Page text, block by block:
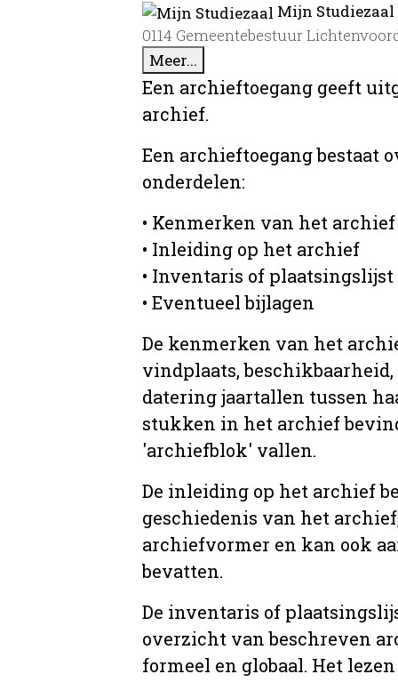
Mijn
0114 Gemeentebestuur
Meer...
Een archieftoegang geeft
archief.
Een archieftoegang bestaat
onderdelen:
• Kenmerken van het archief
• Inleiding op het archief
• Inventaris of plaatsingslijst
• Eventueel bijlagen
De kenmerken van het
vindplaats,
datering jaartallen tussen
stukken in het archief
'archiefblok' vallen.
De inleiding op het archief
geschiedenis van het
archiefvormer en kan ook
bevatten.
De inventaris of
overzicht van beschreven
formeel en globaal. Het